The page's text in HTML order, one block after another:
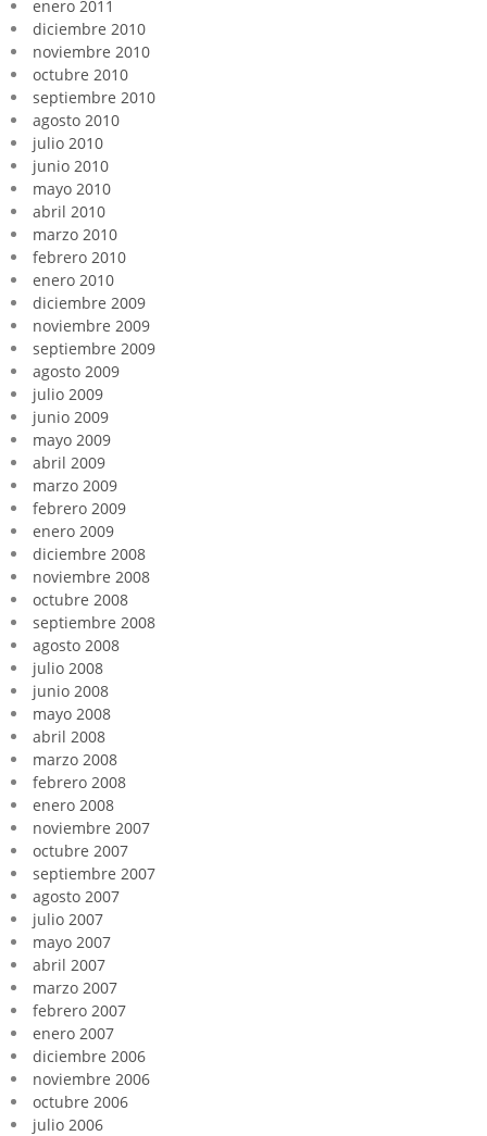
enero 2011
diciembre 2010
noviembre 2010
octubre 2010
septiembre 2010
agosto 2010
julio 2010
junio 2010
mayo 2010
abril 2010
marzo 2010
febrero 2010
enero 2010
diciembre 2009
noviembre 2009
septiembre 2009
agosto 2009
julio 2009
junio 2009
mayo 2009
abril 2009
marzo 2009
febrero 2009
enero 2009
diciembre 2008
noviembre 2008
octubre 2008
septiembre 2008
agosto 2008
julio 2008
junio 2008
mayo 2008
abril 2008
marzo 2008
febrero 2008
enero 2008
noviembre 2007
octubre 2007
septiembre 2007
agosto 2007
julio 2007
mayo 2007
abril 2007
marzo 2007
febrero 2007
enero 2007
diciembre 2006
noviembre 2006
octubre 2006
julio 2006